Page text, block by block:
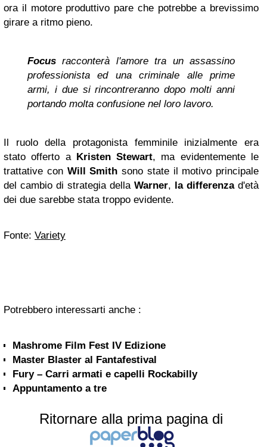
ora il motore produttivo pare che potrebbe a brevissimo
girare a ritmo pieno.
Focusracconterà l'amore tra un assassino
professionista ed una criminale alle prime
armi, i due si rincontreranno dopo molti anni
portando molta confusione nel loro lavoro.
Il ruolo della protagonista femminile inizialmente era
stato offerto a Kristen Stewart, ma evidentemente le
trattative con Will Smith sono state il motivo principale
del cambio di strategia della Warner, la differenzad'età
dei due sarebbe stata troppo evidente.
Fonte: Variety
Potrebbero interessarti anche :
Mashrome Film Fest IV Edizione
Master Blaster al Fantafestival
Fury – Carri armati e capelli Rockabilly
Appuntamento a tre
Ritornare alla prima pagina di